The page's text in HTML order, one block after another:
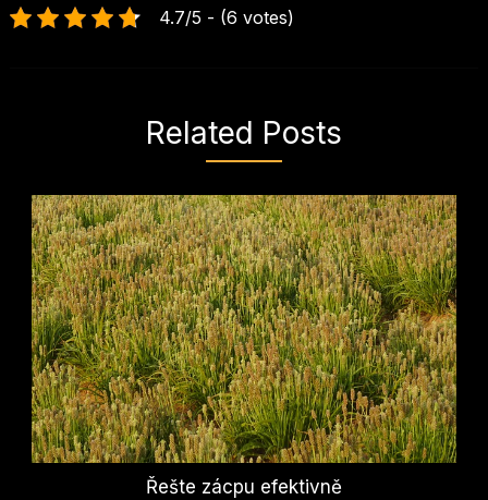
4.7/5 - (6 votes)
Related Posts
Řešte zácpu efektivně